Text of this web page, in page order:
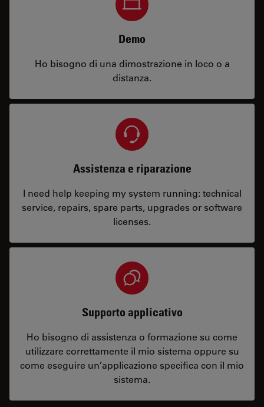
Demo
Ho bisogno di una dimostrazione in loco o a
distanza.
Assistenza e riparazione
I need help keeping my system running: technical
service, repairs, spare parts, upgrades or software
licenses.
Supporto applicativo
Ho bisogno di assistenza o formazione su come
utilizzare correttamente il mio sistema oppure su
come eseguire un’applicazione specifica con il mio
sistema.